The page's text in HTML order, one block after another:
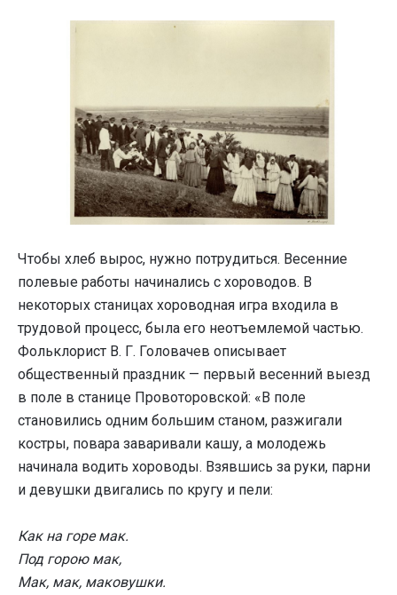
Чтобы хлеб вырос, нужно потрудиться. Весенние
полевые работы начинались с хороводов. В
некоторых станицах хороводная игра входила в
трудовой процесс, была его неотъемлемой частью.
Фольклорист В. Г. Головачев описывает
общественный праздник — первый весенний выезд
в поле в станице Провоторовской: «В поле
становились одним большим станом, разжигали
костры, повара заваривали кашу, а молодежь
начинала водить хороводы. Взявшись за руки, парни
и девушки двигались по кругу и пели:
Как на горе мак.
Под горою мак,
Мак, мак, маковушки.